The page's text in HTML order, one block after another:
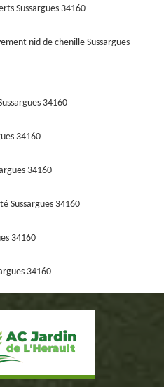
Sussargues 34160
nid de chenille Sussargues
34160
34160
34160
Sussargues 34160
34160
34160